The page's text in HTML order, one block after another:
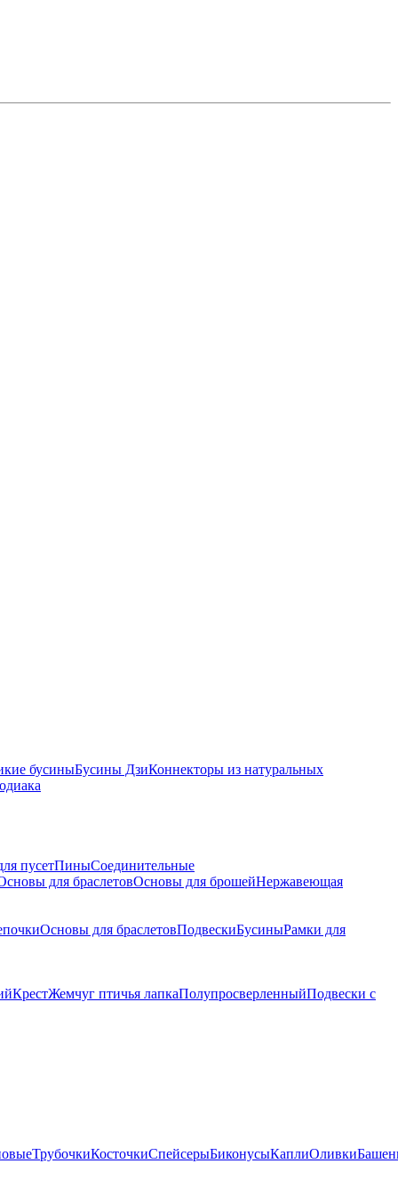
бусиныБусины ДзиКоннекторы из натуральных
пусетПиныСоединительные
для браслетовОсновы для брошейНержавеющая
Основы для браслетовПодвескиБусиныРамки для
КрестЖемчуг птичья лапкаПолупросверленныйПодвески с
ТрубочкиКосточкиСпейсерыБиконусыКаплиОливки